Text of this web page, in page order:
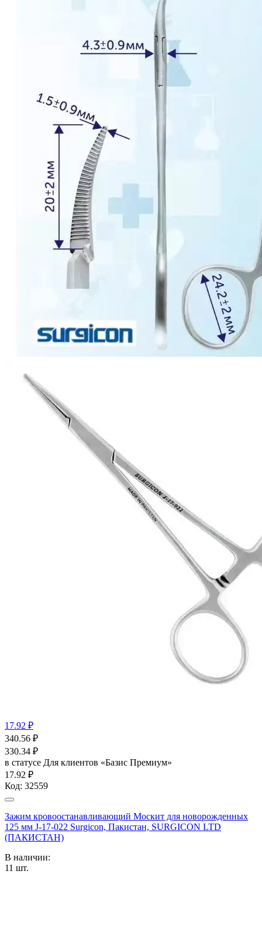
17.92 ₽
340.56 ₽
330.34 ₽
в статусе Для клиентов «Базис Премиум»
17.92 ₽
Код: 32559
Зажим кровоостанавливающий Москит для новорожденных
125 мм J-17-022 Surgicon, Пакистан, SURGICON LTD
(ПАКИСТАН)
В наличии:
11 шт.